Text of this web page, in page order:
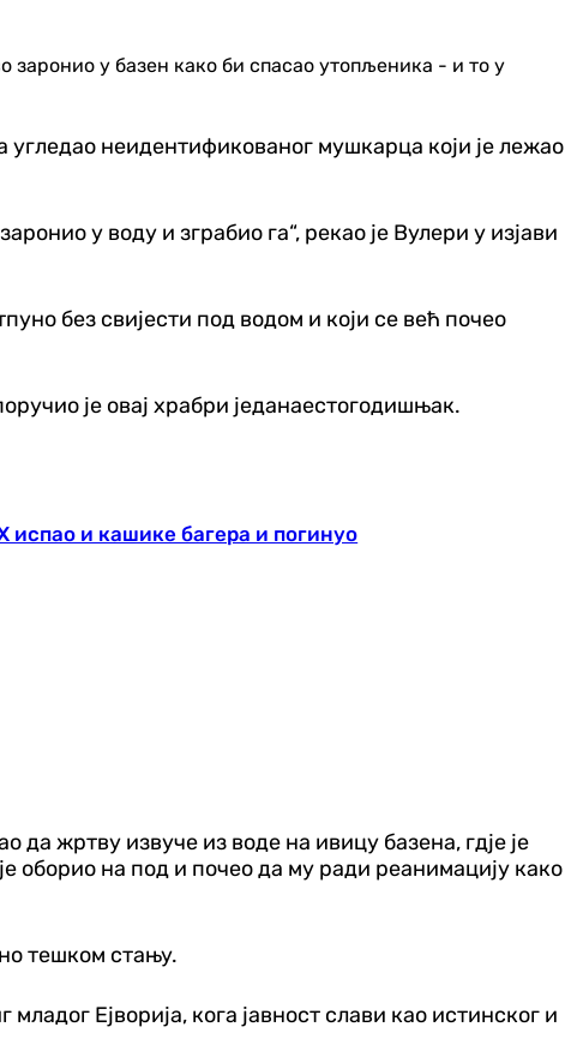
заронио у базен како би спасао утопљеника - и то у
неидентификованог мушкарца који је лежао
у воду и зграбио га“, рекао је Вулери у изјави
без свијести под водом и који се већ почео
је овај храбри једанаестогодишњак.
испао и кашике багера и погинуо
да жртву извуче из воде на ивицу базена, гдје је
оборио на под и почео да му ради реанимацију како
тешком стању.
Ејворија, кога јавност слави као истинског и